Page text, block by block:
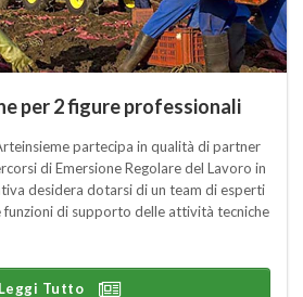
per 2 figure professionali
partecipa in qualità di partner
di Emersione Regolare del Lavoro in
desidera dotarsi di un team di esperti
di supporto delle attività tecniche
Leggi Tutto